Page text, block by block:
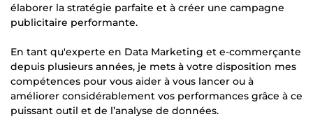
élaborer la stratégie parfaite et à créer une campagne
publicitaire performante.
En tant qu'experte en Data Marketing et e-commerçante
depuis plusieurs années, je mets à votre disposition mes
compétences pour vous aider à vous lancer ou à
améliorer considérablement vos performances grâce à ce
puissant outil et de l’analyse de données.